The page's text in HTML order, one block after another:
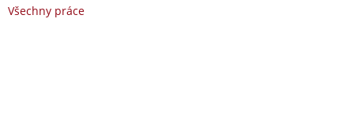
Všechny práce